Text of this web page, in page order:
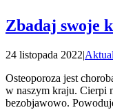
Zbadaj swoje
24 listopada 2022|
Osteoporoza jest
w naszym kraju. Cierpi
bezobjawowo.